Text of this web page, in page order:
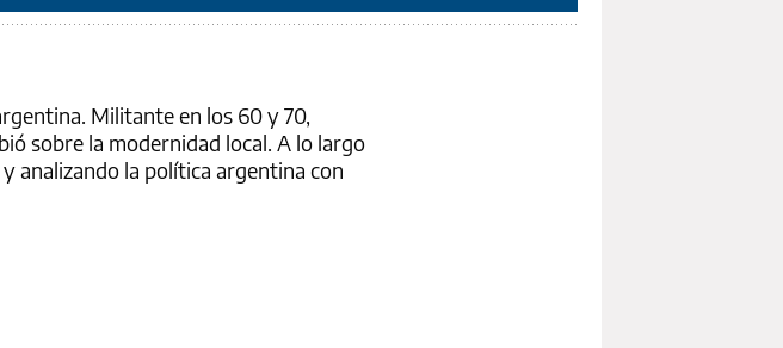
Militante en los 60 y 70,
sobre la modernidad local. A lo largo
analizando la política argentina con